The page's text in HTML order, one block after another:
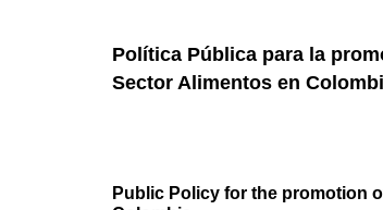
Política Pública para la
Sector Alimentos en
Public Policy for the promotion